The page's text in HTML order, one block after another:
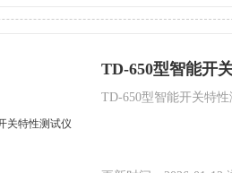
试线的工作，安全、省
TD-650型智能开
TD-650型智能开关特性